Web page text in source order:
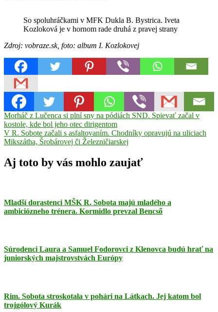
So spoluhráčkami v MFK Dukla B. Bystrica. Iveta
Kozloková je v hornom rade druhá z pravej strany
Zdroj: vobraze.sk, foto: album I. Kozlokovej
druhá
liga
žienFutbalHrachovo Iveta
Kozloková MFK
B.
Bystrica
Navigácia
v
článku
Previous
Post:
Morháč z Lučenca si plní sny na pódiách SND. Spievať začal v
kostole, kde bol jeho otec dirigentom
Next
Post:
V R. Sobote začali s asfaltovaním. Chodníky opravujú na uliciach
Mikszátha, Šrobárovej či Železničiarskej
Aj toto by vás mohlo zaujať
Mladší dorastenci MŠK R. Sobota majú mladého a
ambiciózneho trénera. Kormidlo prevzal Bencső
Súrodenci Laura a Samuel Fodorovci z Klenovca budú hrať na
juniorských majstrovstvách Európy
Rim. Sobota stroskotala v pohári na Látkach. Jej katom bol
trojgólový Kurák